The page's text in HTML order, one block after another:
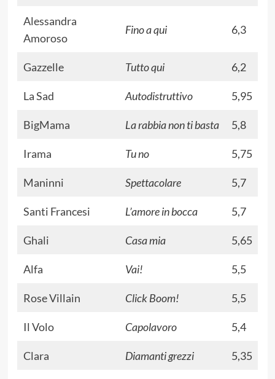
Alessandra
Amoroso
Fino a qui 6,3
Gazzelle Tutto qui 6,2
La Sad Autodistruttivo 5,95
BigMama La rabbia non ti basta 5,8
Irama Tu no 5,75
Maninni Spettacolare 5,7
Santi Francesi L’amore in bocca 5,7
Ghali Casa mia 5,65
Alfa Vai! 5,5
Rose Villain Click Boom! 5,5
Il Volo Capolavoro 5,4
Clara Diamanti grezzi 5,35